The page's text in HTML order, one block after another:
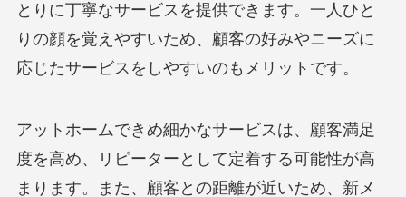
とりに丁寧なサービスを提供できます。一人ひと
りの顔を覚えやすいため、顧客の好みやニーズに
応じたサービスをしやすいのもメリットです。
アットホームできめ細かなサービスは、顧客満足
度を高め、リピーターとして定着する可能性が高
まります。また、顧客との距離が近いため、新メ